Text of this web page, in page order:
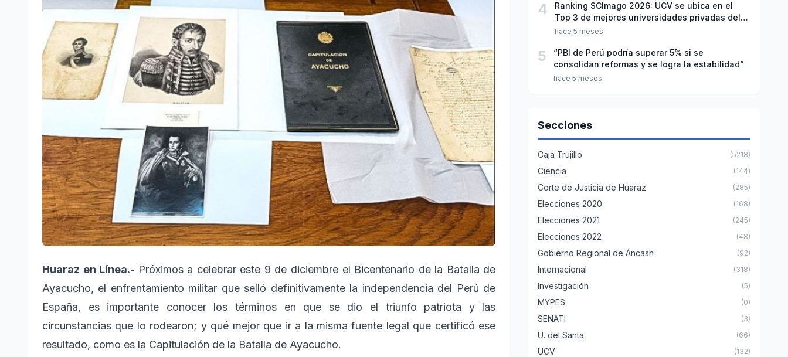
Huaraz en Línea.- Próximos a celebrar este 9 de diciembre el Bicentenario de la Batalla de
Ayacucho, el enfrentamiento militar que selló definitivamente la independencia del Perú de
España, es importante conocer los términos en que se dio el triunfo patriota y las
circunstancias que lo rodearon; y qué mejor que ir a la misma fuente legal que certificó ese
resultado, como es la Capitulación de la Batalla de Ayacucho.
4
Ranking SCImago 2026: UCV se ubica en el
Top 3 de mejores universidades privadas del
Perú
hace 5 meses
5
“PBI de Perú podría superar 5% si se
consolidan reformas y se logra la estabilidad”
hace 5 meses
Secciones
Caja Trujillo (5218)
Ciencia (144)
Corte de Justicia de Huaraz (285)
Elecciones 2020 (168)
Elecciones 2021 (245)
Elecciones 2022 (48)
Gobierno Regional de Áncash (92)
Internacional (318)
Investigación (5)
MYPES (0)
SENATI (3)
U. del Santa (66)
UCV (132)